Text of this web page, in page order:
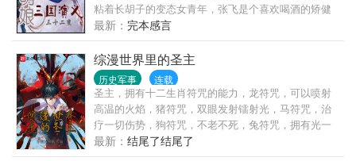
可朕的心腹都在何处？！ 这是一个来自于九百年后灵
魂的真诚呐喊，他在无可奈何继承了大宋的名号后，
更要将这个朝廷与天下导向一条新路。 故称绍宋。
粘着长胡子的变态女青年，张飞是个喜欢喝酒的矫健
美少女，吕布是个威风凛凛的无敌小罗莉…… 孙
宇：“羽妹子，你就不能把脸上的假胡子取掉？女人粘
胡子像什么样子！” 关羽：“三妹如果不喝酒，我就取
掉胡子。” 张飞：“大姐如果生气骂人，我就不喝酒。”
刘备：“不论你们做什么，大姐也不会对你们生气。”
吕布：“吵什么吵？我用武将技把你们全送上天去！”
人已有完本小说《明末1625》，请放心收藏 书友一
群：25499079（满）书友二群：169350752（未满）
最新： 完本感言
综漫世界里的圣主
历史军事 连载
圣主，拥有十二生肖符咒的能力，龙符咒，可以喷射
高温的火焰，猪符咒，双眼发射镭射光，马符咒，治
疗一切伤势，狗符咒，不老不死，兔符咒，拥有光一
般甚至超越光的速度，鸡符咒，悬浮于空中，猴符
咒，变身为任意形态，蛇符咒，透明化，羊符咒，灵
最新： 结尾了结尾了